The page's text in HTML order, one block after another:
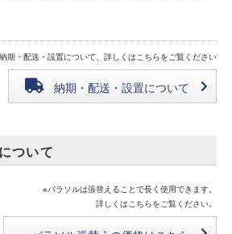
期・配送・設置について、詳しくはこちらをご覧ください
納期・配送・設置について
ついて
※パラソルは張替えることで長く使用できます。
詳しくはこちらをご覧ください。